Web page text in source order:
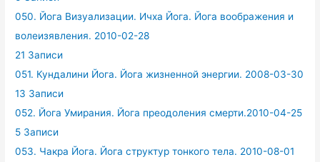
050. Йога Визуализации. Ичха Йога. Йога воображения и
волеизявления. 2010-02-28
21 Записи
051. Кундалини Йога. Йога жизненной энергии. 2008-03-30
13 Записи
052. Йога Умирания. Йога преодоления смерти.2010-04-25
5 Записи
053. Чакра Йога. Йога структур тонкого тела. 2010-08-01